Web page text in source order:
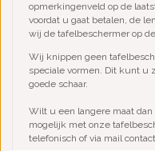
opmerkingenveld op de
voordat u gaat betalen, de
wij de tafelbeschermer op
Wij knippen geen
speciale vormen. Dit kunt u
goede schaar.
Wilt u een langere maat
mogelijk met onze
telefonisch of via mail